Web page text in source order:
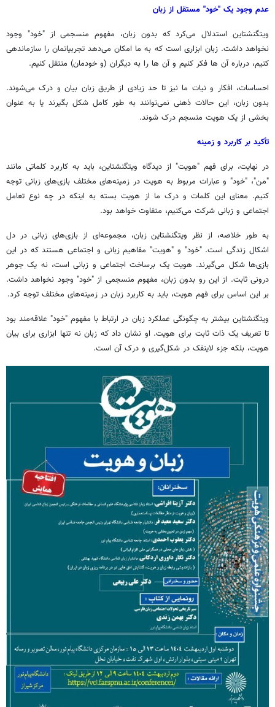
عدم وجود یک "خود" مستقل از زبان
ویتگنشتاین استدلال می‌کرد که بدون زبان، مفهوم منسجمی از "خود" وجود
نخواهد داشت. زبان ابزاری است که به ما امکان می‌دهد تجربیاتمان را سازماندهی
کنیم، درباره آن ها فکر کنیم و آن ها را به دیگران (و خودمان) منتقل کنیم.
احساسات، افکار و نیات ما نیز تا حد زیادی از طریق زبان بیان و درک می‌شوند.
بدون زبان، این حالات ذهنی نمی‌توانند به طور کامل شکل بگیرند یا به عنوان
بخشی از یک هویت منسجم درک شوند.
تأکید بر کاربرد و زمینه
در نهایت، برای فهم "هویت" از دیدگاه ویتگنشتاین، باید به کاربرد کلماتی مانند
"من"، "خود" و عبارات مربوط به هویت در زمینه‌های مختلف بازی‌های زبانی توجه
کنیم. معنای این کلمات و درک ما از هویت بسته به اینکه در چه نوع تعامل
اجتماعی و زبانی شرکت می‌کنیم، متفاوت خواهد بود.
به طور خلاصه، از نظر ویتگنشتاین زبان، مجموعه‌ای از بازی‌های زبانی در دل
اشکال زندگی است. "خود" و "هویت" مفاهیم زبانی و اجتماعی هستند که در این
بازی‌ها شکل می‌گیرند. هویت یک برساخت اجتماعی و زبانی است، نه یک جوهر
درونی ثابت. از این رو بدون زبان، مفهوم منسجمی از "خود" وجود نخواهد داشت.
بر این اساس برای فهم هویت، باید به کاربرد زبان در زمینه‌های مختلف توجه کرد.
ویتگنشتاین بیشتر به چگونگی عملکرد زبان در ارتباط با مفهوم "خود" علاقه‌مند بود
تا تعریف یک ذات ثابت برای هویت. او نشان داد که زبان نه تنها ابزاری برای بیان
هویت، بلکه جزء لاینفک در شکل‌گیری و درک آن است.